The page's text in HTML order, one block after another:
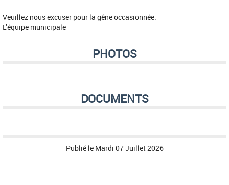
Veuillez nous excuser pour la gêne occasionnée.
L’équipe municipale
PHOTOS
DOCUMENTS
Publié le Mardi 07 Juillet 2026